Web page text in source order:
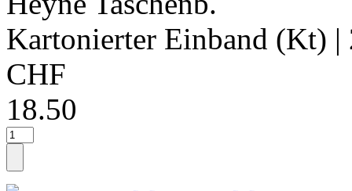
Kartonierter Einband (Kt) |
CHF
18.50